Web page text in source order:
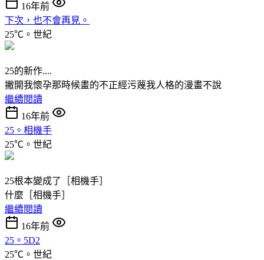
16年前
下次，也不會再見。
25℃。世紀
25的新作....
撇開我懷孕那時候畫的不正經污蔑我人格的漫畫不說
繼續閱讀
16年前
25。相機手
25℃。世紀
25根本變成了［相機手］
什麼［相機手］
繼續閱讀
16年前
25。5D2
25℃。世紀